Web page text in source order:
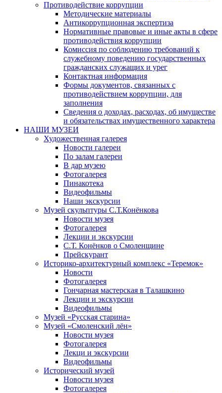
Противодействие коррупции
Методические материалы
Антикоррупционная экспертиза
Нормативные правовые и иные акты в сфере
противодействия коррупции
Комиссия по соблюдению требований к
служебному поведению государственных
гражданских служащих и урег
Контактная информация
Формы документов, связанных с
противодействием коррупции, для
заполнения
Сведения о доходах, расходах, об имуществе
и обязательствах имущественного характера
НАШИ МУЗЕИ
Художественная галерея
Новости галереи
По залам галереи
В дар музею
Фотогалерея
Пинакотека
Видеофильмы
Наши экскурсии
Музей скульптуры С.Т.Конёнкова
Новости музея
Фотогалерея
Лекции и экскурсии
С.Т. Конёнков о Смоленщине
Прейскурант
Историко-архитектурный комплекс «Теремок»
Новости
Фотогалерея
Гончарная мастерская в Талашкино
Лекции и экскурсии
Видеофильмы
Музей «Русская старина»
Музей «Смоленский лён»
Новости музея
Фотогалерея
Лекци и экскурсии
Видеофильмы
Исторический музей
Новости музея
Фотогалерея